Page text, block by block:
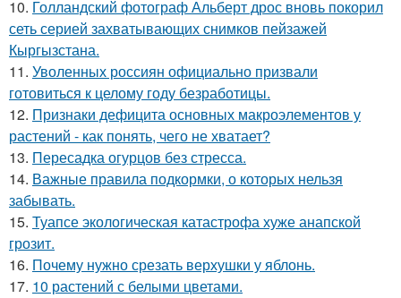
10. Голландский фотограф Альберт дрос вновь покорил
сеть серией захватывающих снимков пейзажей
Кыргызстана.
11. Уволенных россиян официально призвали
готовиться к целому году безработицы.
12. Признаки дефицита основных макроэлементов у
растений - как понять, чего не хватает?
13. Пересадка огурцов без стресса.
14. Важные правила подкормки, о которых нельзя
забывать.
15. Туапсе экологическая катастрофа хуже анапской
грозит.
16. Почему нужно срезать верхушки у яблонь.
17. 10 растений с белыми цветами.